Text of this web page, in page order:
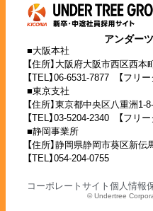
アンダー
■大阪本社
【住所】大阪府大阪市西区西
【TEL】06-6531-7877 【フリ
■東京支社
【住所】東京都中央区八重洲
【TEL】03-5204-2340 【フリ
■静岡事業所
【住所】静岡県静岡市葵区新伝
【TEL】054-204-0755
コーポレートサイト 個人情報
© Undertree